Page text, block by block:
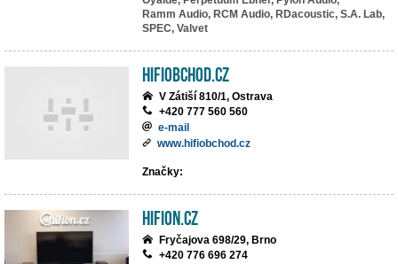
Ramm Audio, RCM Audio, RDacoustic, S.A. Lab,
SPEC, Valvet
HiFiobchod.cz
V Zátiší 810/1, Ostrava
+420 777 560 560
e-mail
www.hifiobchod.cz
Značky:
hifion.cz
Fryčajova 698/29, Brno
+420 776 696 274